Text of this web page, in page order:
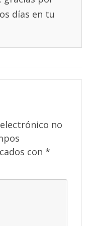
días en tu
no
con *